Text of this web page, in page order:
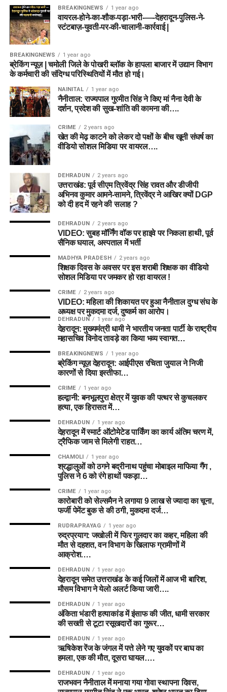
BREAKINGNEWS 1 year ago
वायरल-होने-का-शौक-पड़ा-भारी-—-देहरादून-पुलिस-ने-
स्टंटबाज़-युवती-पर-की-चालानी-कार्रवाई |
BREAKINGNEWS 1 year ago
ब्रेकिंग न्यूज़ | चमोली जिले के पोखरी ब्लॉक के हापला बाजार में उद्यान विभाग
के कर्मचारी की संदिग्ध परिस्थितियों में मौत हो गई।
NAINITAL 1 year ago
नैनीताल: राज्यपाल गुरमीत सिंह ने किए मां नैना देवी के
दर्शन, प्रदेश की सुख-शांति की कामना की….
CRIME 2 years ago
खेत की मेढ़ काटने को लेकर दो पक्षों के बीच खूनी संघर्ष का
वीडियो सोशल मिडिया पर वायरल….
DEHRADUN 2 years ago
उत्तराखंड: पूर्व सीएम त्रिवेंद्र सिंह रावत और डीजीपी
अभिनव कुमार आमने-सामने, त्रिवेंद्र ने आखिर क्यों DGP
को दी हद में रहने की सलाह ?
DEHRADUN 2 years ago
VIDEO: सुबह मॉर्निंग वॉक पर हाइवे पर निकला हाथी, पूर्व
सैनिक घयाल, अस्पताल में भर्ती
MADHYA PRADESH 2 years ago
शिक्षक दिवस के अवसर पर इस शराबी शिक्षक का वीडियो
सोशल मिडिया पर जमकर हो रहा वायरल !
CRIME 2 years ago
VIDEO: महिला की शिकायत पर हुआ नैनीताल दुग्ध संघ के
अध्यक्ष पर मुकदमा दर्ज, दुष्कर्म का आरोप।
DEHRADUN 1 year ago
देहरादून: मुख्यमंत्री धामी ने भारतीय जनता पार्टी के राष्ट्रीय
महासचिव विनोद तावड़े का किया भव्य स्वागत…
BREAKINGNEWS 1 year ago
ब्रेकिंग न्यूज़ देहरादून: आईपीएस रचिता जुयाल ने निजी
कारणों से दिया इस्तीफा…
CRIME 1 year ago
हल्द्वानी: बनभूलपुरा क्षेत्र में युवक की पत्थर से कुचलकर
हत्या, एक हिरासत में…
DEHRADUN 1 year ago
देहरादून में स्मार्ट ऑटोमेटेड पार्किंग का कार्य अंतिम चरण में,
ट्रैफिक जाम से मिलेगी राहत…
CHAMOLI 1 year ago
श्रद्धालुओं को ठगने बद्रीनाथ पहुंचा मोबाइल माफिया गैंग ,
पुलिस ने 6 को रंगे हाथों पकड़ा…
CRIME 1 year ago
कारोबारी को सेल्समैन ने लगाया 9 लाख से ज्यादा का चूना,
फर्जी पेमेंट बुक से की ठगी, मुकदमा दर्ज…
RUDRAPRAYAG 1 year ago
रुद्रप्रयाग: जखोली में फिर गुलदार का कहर, महिला की
मौत से दहशत, वन विभाग के खिलाफ ग्रामीणों में
आक्रोश….
DEHRADUN 1 year ago
देहरादून समेत उत्तराखंड के कई जिलों में आज भी बारिश,
मौसम विभाग ने येलो अलर्ट किया जारी….
DEHRADUN 1 year ago
अंकिता भंडारी हत्याकांड में इंसाफ की जीत, धामी सरकार
की सख्ती से टूटा रसूखदारों का गुरूर…
DEHRADUN 1 year ago
ऋषिकेश रेंज के जंगल में पत्ते लेने गए युवकों पर बाघ का
हमला, एक की मौत, दूसरा घायल….
DEHRADUN 1 year ago
राजभवन नैनीताल में मनाया गया गोवा स्थापना दिवस,